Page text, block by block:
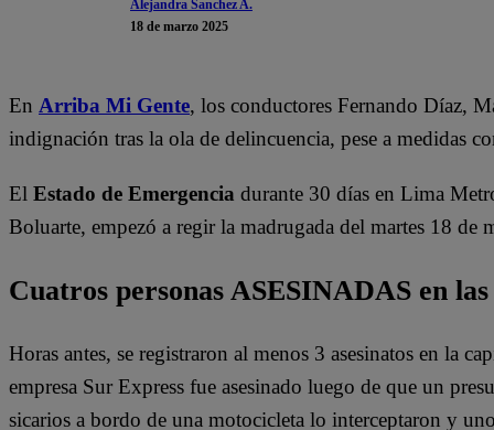
Alejandra Sanchez A.
18 de marzo 2025
En Arriba Mi Gente, los conductores Fernando Díaz,
indignación tras la ola de delincuencia, pese a medidas
El Estado de Emergencia durante 30 días en Lima
Boluarte, empezó a regir la madrugada del martes 18 de
Cuatros personas ASESINADAS en
Horas antes, se registraron al menos 3 asesinatos en la
empresa Sur Express fue asesinado luego de que un
sicarios a bordo de una motocicleta lo interceptaron y